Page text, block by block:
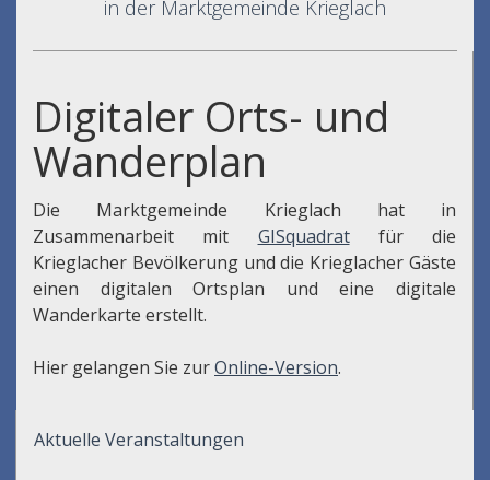
in der Marktgemeinde Krieglach
Digitaler Orts- und
Wanderplan
Die Marktgemeinde Krieglach hat in
Zusammenarbeit mit GISquadrat
für die
Krieglacher Bevölkerung und die Krieglacher Gäste
einen digitalen Ortsplan und eine digitale
Wanderkarte erstellt.
Hier gelangen Sie zurOnline-Version.
Aktuelle Veranstaltungen